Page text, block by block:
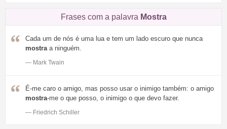
Frases com a palavra Mostra
Cada um de nós é uma lua e tem um lado escuro que nunca
mostraa ninguém.
— Mark Twain
É-me caro o amigo, mas posso usar o inimigo também: o amigo
mostra-me o que posso, o inimigo o que devo fazer.
— Friedrich Schiller